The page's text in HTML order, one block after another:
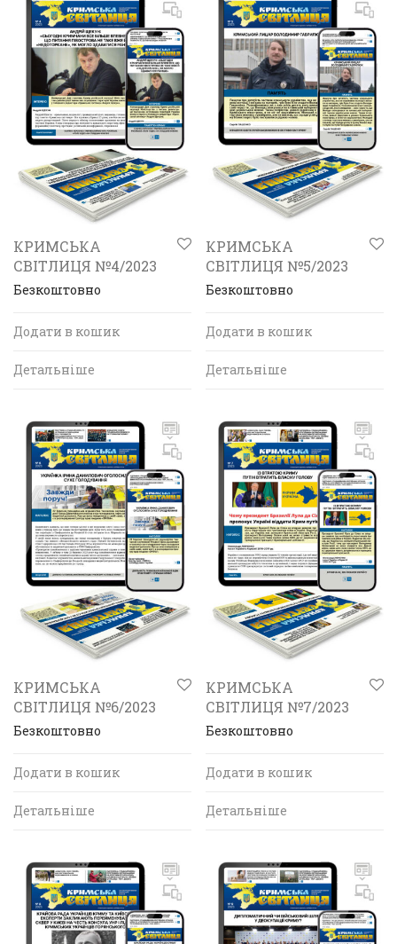
КРИМСЬКА
СВІТЛИЦЯ №4/2023
Безкоштовно
Додати в кошик
Детальніше
КРИМСЬКА
СВІТЛИЦЯ №5/2023
Безкоштовно
Додати в кошик
Детальніше
КРИМСЬКА
СВІТЛИЦЯ №6/2023
Безкоштовно
Додати в кошик
Детальніше
КРИМСЬКА
СВІТЛИЦЯ №7/2023
Безкоштовно
Додати в кошик
Детальніше